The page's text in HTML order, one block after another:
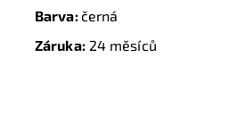
Barva:černá
Záruka:24 měsíců